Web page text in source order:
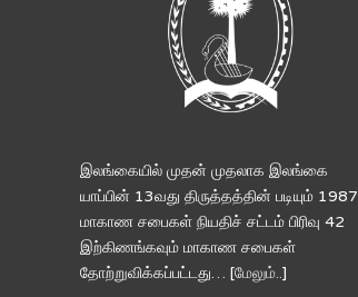
இலங்கையில் முதன் முதலாக இலங்கை
யாப்பின் 13வது திருத்தத்தின் படியும் 1987
மாகாண சபைகள் நியதிச் சட்டம் பிரிவு 42
இற்கிணங்கவும் மாகாண சபைகள்
தோற்றுவிக்கப்பட்டது… [மேலும்..]